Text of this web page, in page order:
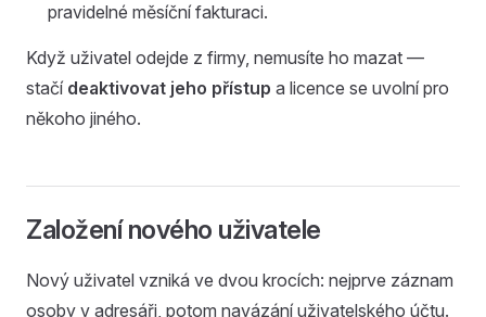
pravidelné měsíční fakturaci.
Když uživatel odejde z firmy, nemusíte ho mazat —
stačí deaktivovat jeho přístup a licence se uvolní pro
někoho jiného.
Založení nového uživatele
Nový uživatel vzniká ve dvou krocích: nejprve záznam
osoby v adresáři, potom navázání uživatelského účtu.